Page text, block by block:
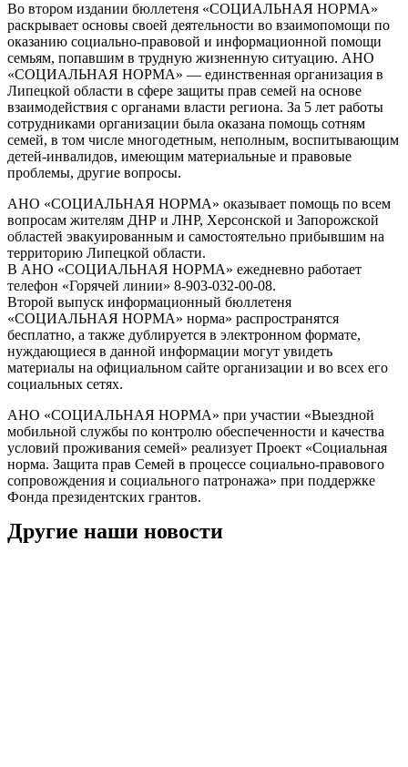
Во втором издании бюллетеня «СОЦИАЛЬНАЯ НОРМА»
раскрывает основы своей деятельности во взаимопомощи по
оказанию социально-правовой и информационной помощи
семьям, попавшим в трудную жизненную ситуацию. АНО
«СОЦИАЛЬНАЯ НОРМА» — единственная организация в
Липецкой области в сфере защиты прав семей на основе
взаимодействия с органами власти региона. За 5 лет работы
сотрудниками организации была оказана помощь сотням
семей, в том числе многодетным, неполным, воспитывающим
детей-инвалидов, имеющим материальные и правовые
проблемы, другие вопросы.
АНО «СОЦИАЛЬНАЯ НОРМА» оказывает помощь по всем
вопросам жителям ДНР и ЛНР, Херсонской и Запорожской
областей эвакуированным и самостоятельно прибывшим на
территорию Липецкой области.
В АНО «СОЦИАЛЬНАЯ НОРМА» ежедневно работает
телефон «Горячей линии» 8-903-032-00-08.
Второй выпуск информационный бюллетеня
«СОЦИАЛЬНАЯ НОРМА» норма» распространятся
бесплатно, а также дублируется в электронном формате,
нуждающиеся в данной информации могут увидеть
материалы на официальном сайте организации и во всех его
социальных сетях.
АНО «СОЦИАЛЬНАЯ НОРМА» при участии «Выездной
мобильной службы по контролю обеспеченности и качества
условий проживания семей» реализует Проект «Социальная
норма. Защита прав Семей в процессе социально-правового
сопровождения и социального патронажа» при поддержке
Фонда президентских грантов.
Другие наши новости